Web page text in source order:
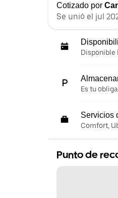
Cotizado por
Se unió el jul
Disponible
Es tu
Servicios
Comfort,
Punto de